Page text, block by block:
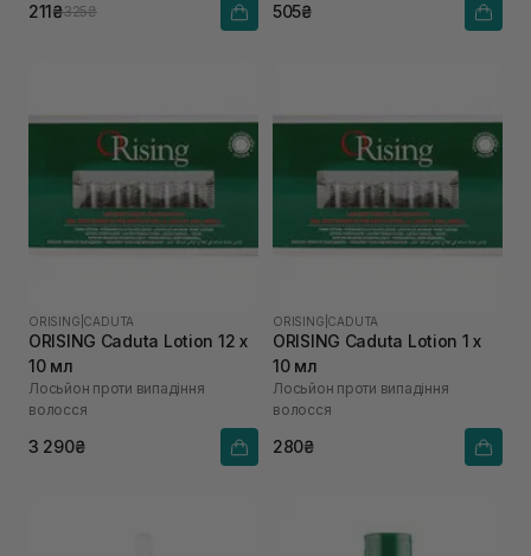
211₴325₴ 505₴
ORISING CADUTA
ORISING Caduta Lotion 12 х
10 мл
Лосьйон проти випадіння
волосся
3 290₴
ORISING CADUTA
ORISING Caduta Lotion 1 х
10 мл
Лосьйон проти випадіння
волосся
280₴